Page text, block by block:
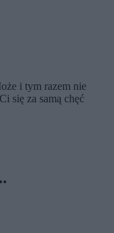
i tym razem nie
się za samą chęć